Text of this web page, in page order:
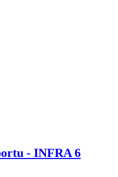
- INFRA 6